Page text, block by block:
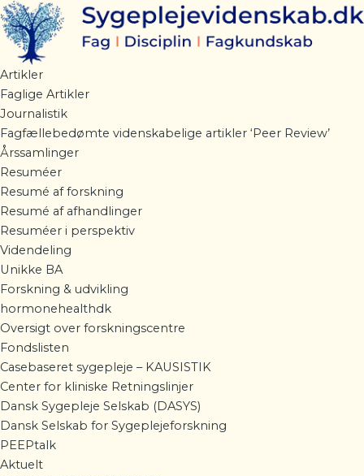
Gå
til
indholdet
Artikler
Faglige Artikler
Journalistik
Fagfællebedømte videnskabelige artikler ‘Peer Review’
Årssamlinger
Resuméer
Resumé af forskning
Resumé af afhandlinger
Resuméer i perspektiv
Videndeling
Unikke BA
Forskning & udvikling
hormonehealthdk
Oversigt over forskningscentre
Fondslisten
Casebaseret sygepleje – KAUSISTIK
Center for kliniske Retningslinjer
Dansk Sygepleje Selskab (DASYS)
Dansk Selskab for Sygeplejeforskning
PEEPtalk
Aktuelt